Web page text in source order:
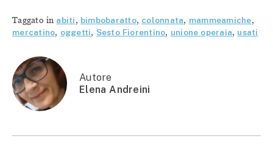
Twitter
(Si
apre
in
(Si
apre
in
una
(Si
apre
in
una
(Si
apre
in
una
Taggato in abiti, bimbobaratto, colonnata, mammeamiche,
mercatino, oggetti, Sesto Fiorentino, unione operaia, usati
Autore
Elena Andreini